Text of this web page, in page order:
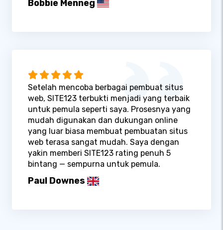
Bobbie Menneg
Setelah mencoba berbagai pembuat situs
web, SITE123 terbukti menjadi yang terbaik
untuk pemula seperti saya. Prosesnya yang
mudah digunakan dan dukungan online
yang luar biasa membuat pembuatan situs
web terasa sangat mudah. Saya dengan
yakin memberi SITE123 rating penuh 5
bintang — sempurna untuk pemula.
Paul Downes